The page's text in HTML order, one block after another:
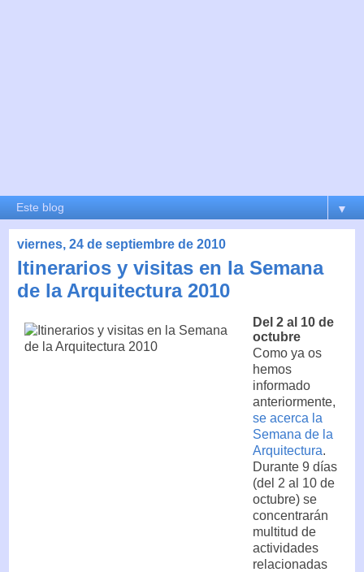
▼
viernes, 24 de septiembre de 2010
Itinerarios y visitas en la Semana
de la Arquitectura 2010
Del 2 al 10 de
octubre
Como ya os
hemos
informado
anteriormente,
se acerca la
Semana de la
Arquitectura.
Durante 9 días
(del 2 al 10 de
octubre) se
concentrarán
multitud de
actividades
relacionadas